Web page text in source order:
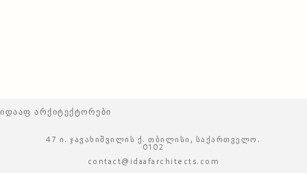
იდააფ არქიტექტორები
47 ი. ჯავახიშვილის ქ. თბილისი, საქართველო.
0102
contact@idaafarchitects.com